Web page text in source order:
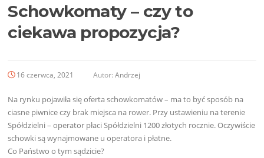
Schowkomaty – czy to
ciekawa propozycja?
16 czerwca, 2021 Autor:Andrzej
Na rynku pojawiła się oferta schowkomatów – ma to być sposób na
ciasne piwnice czy brak miejsca na rower. Przy ustawieniu na terenie
Spółdzielni – operator płaci Spółdzielni 1200 złotych rocznie. Oczywiście
schowki są wynajmowane u operatora i płatne.
Co Państwo o tym sądzicie?